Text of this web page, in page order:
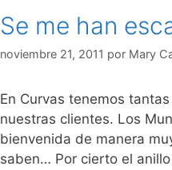
Se me han
noviembre 21, 2011 por Mary
En Curvas tenemos
nuestras clientes. Los
bienvenida de manera
saben… Por cierto el